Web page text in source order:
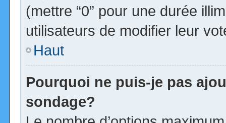
(mettre “0” pour une durée
utilisateurs de modifier leur
Haut
Pourquoi ne puis-je pas
sondage?